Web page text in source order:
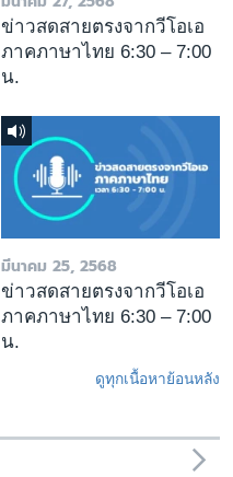
ข่าวสดสายตรงจากวีโอเอ
ภาคภาษาไทย 6:30 – 7:00
น.
มีนาคม 25, 2568
ข่าวสดสายตรงจากวีโอเอ
ภาคภาษาไทย 6:30 – 7:00
น.
ดูทุกเนื้อหาย้อนหลัง